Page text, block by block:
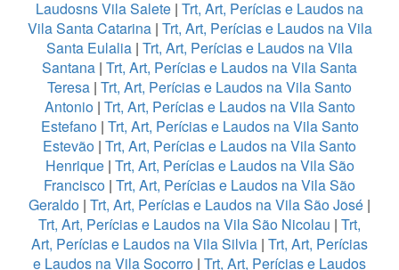
Laudosns Vila Salete | Trt, Art, Perícias e Laudos na
Vila Santa Catarina| Trt, Art, Perícias e Laudos na Vila
Santa Eulalia | Trt, Art, Perícias e Laudos na Vila
Santana | Trt, Art, Perícias e Laudos na Vila Santa
Teresa | Trt, Art, Perícias e Laudos na Vila Santo
Antonio| Trt, Art, Perícias e Laudos na Vila Santo
Estefano| Trt, Art, Perícias e Laudos na Vila Santo
Estevão | Trt, Art, Perícias e Laudos na Vila Santo
Henrique| Trt, Art, Perícias e Laudos na Vila São
Francisco | Trt, Art, Perícias e Laudos na Vila São
Geraldo | Trt, Art, Perícias e Laudos na Vila São José |
Trt, Art, Perícias e Laudos na Vila São Nicolau | Trt,
Art, Perícias e Laudos na Vila Silvia | Trt, Art, Perícias
e Laudos na Vila Socorro | Trt, Art, Perícias e Laudos